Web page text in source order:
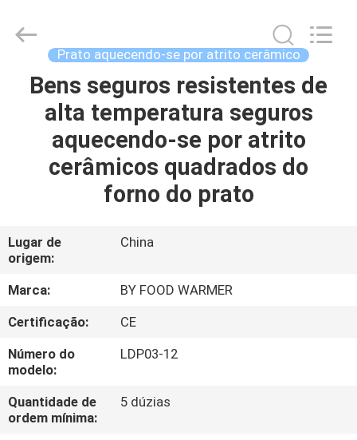
CASA
PRODUTOS
EXCURSÃO
DA
FÁBRICA
CONTROLE
DA
QUALIDADE
Biaoyi
Hardware
Reserved.
Prato aquecendo-se por atrito cerâmico
Bens seguros resistentes de
alta temperatura seguros
aquecendo-se por atrito
cerâmicos quadrados do
forno do prato
Lugar de
origem:
China
Marca:
BY FOOD WARMER
Certificação:
CE
Número do
modelo:
LDP03-12
Quantidade de
ordem mínima:
5 dúzias